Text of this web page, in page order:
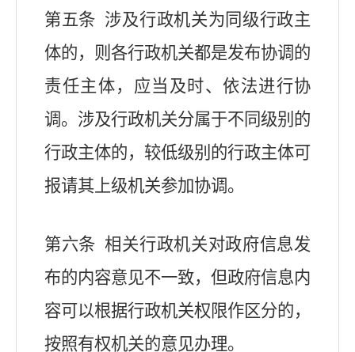
第五条 涉及行政机关为同级行政主
体的，则各行政机关都是发布协调的
责任主体，应当及时、依法进行协
调。涉及行政机关分属于不同级别的
行政主体的，较低级别的行政主体可
报请其上级机关参加协调。
第六条 相关行政机关对政府信息发
布的内容意见不一致，但政府信息内
容可以根据行政机关权限作区分的，
按照有权机关的意见办理。